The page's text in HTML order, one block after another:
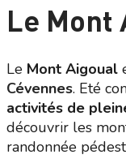
Le Mont
Le Mont Aigoual
Cévennes. Eté
activités de
découvrir les
randonnée